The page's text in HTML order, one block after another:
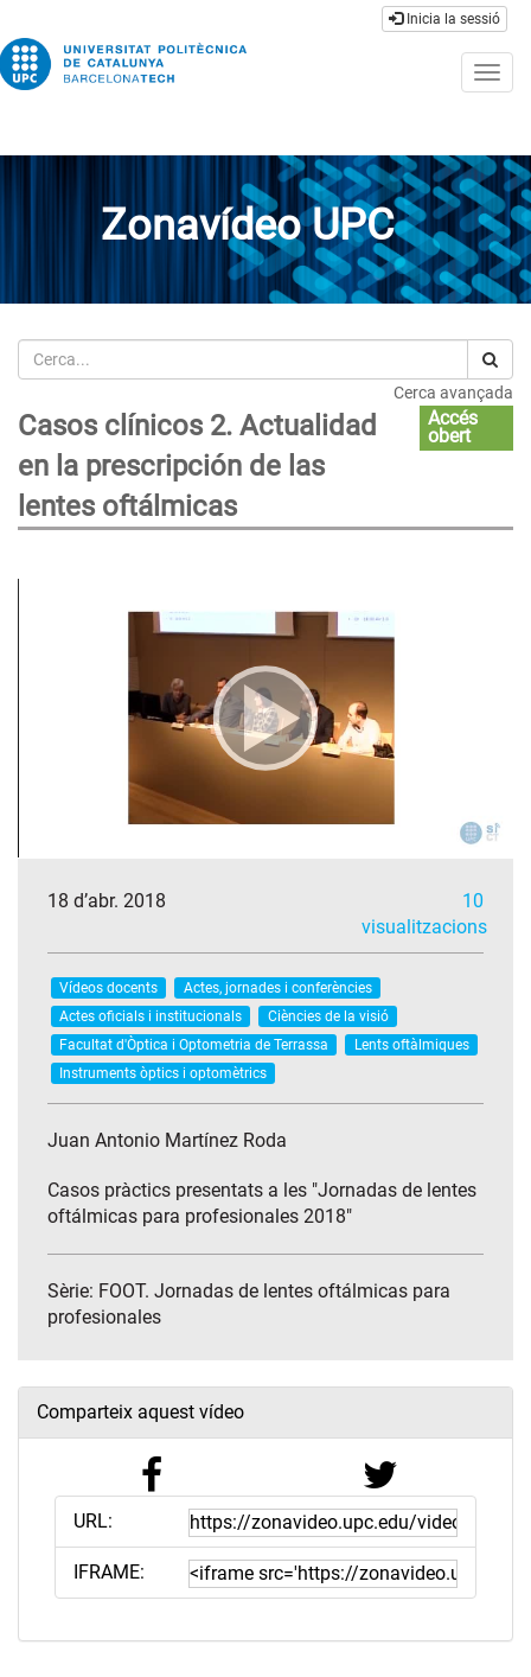
Inicia la sessió
Zonavídeo UPC
Cerca
Cerca avançada
Casos clínicos 2. Actualidad
en la prescripción de las
lentes oftálmicas
Accés
obert
18 d’abr. 2018
10
visualitzacions
Vídeos docents
Actes, jornades i conferències
Actes oficials i institucionals
Ciències de la visió
Facultat d'Òptica i Optometria de Terrassa
Lents oftàlmiques
Instruments òptics i optomètrics
Juan Antonio Martínez Roda
Casos pràctics presentats a les "Jornadas de lentes
oftálmicas para profesionales 2018"
Sèrie: FOOT. Jornadas de lentes oftálmicas para
profesionales
Comparteix aquest vídeo
URL:
IFRAME: